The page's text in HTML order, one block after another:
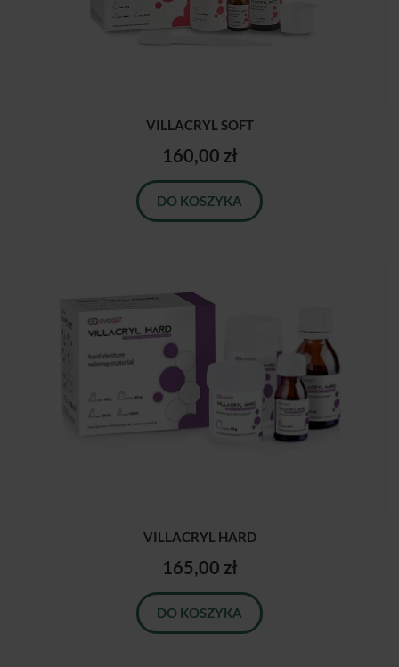
VILLACRYL SOFT
160,00 zł
DO KOSZYKA
VILLACRYL HARD
165,00 zł
DO KOSZYKA